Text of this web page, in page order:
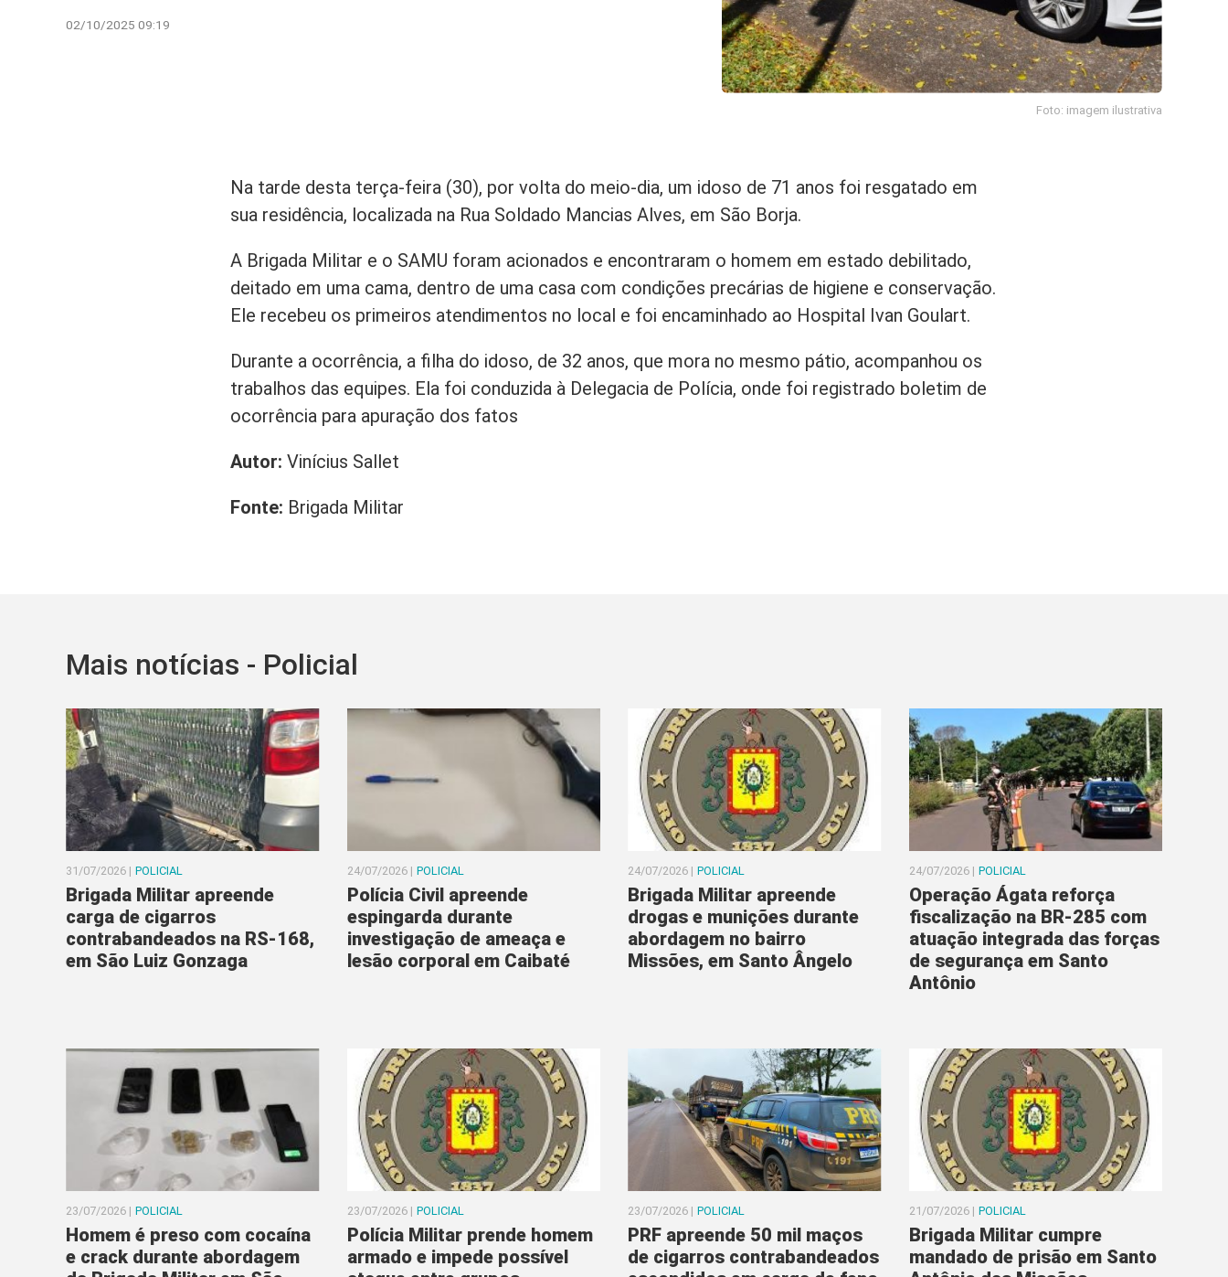
02/10/2025 09:19
Foto: imagem ilustrativa
Na tarde desta terça-feira (30), por volta do meio-dia, um idoso de 71 anos foi resgatado em
sua residência, localizada na Rua Soldado Mancias Alves, em São Borja.
A Brigada Militar e o SAMU foram acionados e encontraram o homem em estado debilitado,
deitado em uma cama, dentro de uma casa com condições precárias de higiene e conservação.
Ele recebeu os primeiros atendimentos no local e foi encaminhado ao Hospital Ivan Goulart.
Durante a ocorrência, a filha do idoso, de 32 anos, que mora no mesmo pátio, acompanhou os
trabalhos das equipes. Ela foi conduzida à Delegacia de Polícia, onde foi registrado boletim de
ocorrência para apuração dos fatos
Autor: Vinícius Sallet
Fonte: Brigada Militar
Mais notícias - Policial
31/07/2026 | POLICIAL
Brigada Militar apreende
carga de cigarros
contrabandeados na RS-168,
em São Luiz Gonzaga
24/07/2026 | POLICIAL
Polícia Civil apreende
espingarda durante
investigação de ameaça e
lesão corporal em Caibaté
24/07/2026 | POLICIAL
Brigada Militar apreende
drogas e munições durante
abordagem no bairro
Missões, em Santo Ângelo
24/07/2026 | POLICIAL
Operação Ágata reforça
fiscalização na BR-285 com
atuação integrada das forças
de segurança em Santo
Antônio
23/07/2026 | POLICIAL
Homem é preso com cocaína
e crack durante abordagem
23/07/2026 | POLICIAL
Polícia Militar prende homem
armado e impede possível
23/07/2026 | POLICIAL
PRF apreende 50 mil maços
de cigarros contrabandeados
21/07/2026 | POLICIAL
Brigada Militar cumpre
mandado de prisão em Santo